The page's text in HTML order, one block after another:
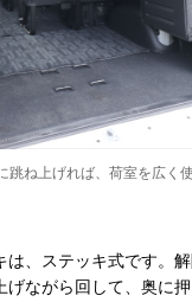
跳ね上げれば、荷室を広く
は、ステッキ式です。
げながら回して、奥に